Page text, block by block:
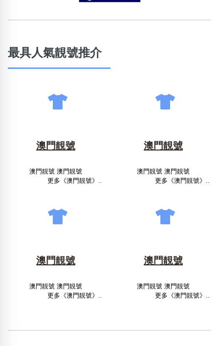
最具人氣靚號推介
澳門靚號
澳門靚號 澳門靚號
更多《澳門靚號》..
澳門靚號
澳門靚號 澳門靚號
更多《澳門靚號》..
澳門靚號
澳門靚號 澳門靚號
更多《澳門靚號》..
澳門靚號
澳門靚號 澳門靚號
更多《澳門靚號》..